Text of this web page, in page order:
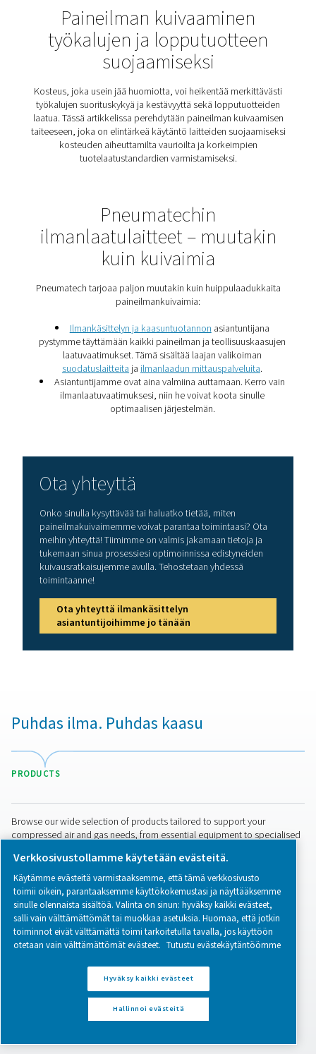
käyttökohteet ja edut
Kun paineilmajärjestelmään pääsee kosteutta,
olla kalliita – laitevaurioista tuotteen laadun
Siksi monilla teollisuudenaloilla puhdasta ja kuivaa
suosita – se on välttämätöntä. Tässä artikkelissa
tarkemmin adsorptiokuivaimiin: mitä ne ovat,
käytetään ja miksi niillä on tärkeä rooli vaativissa
Haitallisen kosteuden
paineilmassa
Paineilman kosteus voi muuttua erittäin kalliiksi
voi vaikuttaa tuotantoprosesseihin, laitteisiin ja
Paineilman laadun
varmistaminen
elintarviketuotannossa